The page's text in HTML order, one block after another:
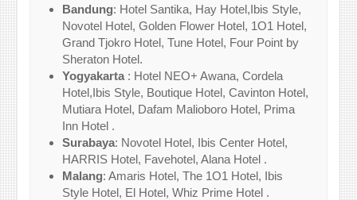
Bandung: Hotel Santika, Hay Hotel,Ibis Style,
Novotel Hotel, Golden Flower Hotel, 1O1 Hotel,
Grand Tjokro Hotel, Tune Hotel, Four Point by
Sheraton Hotel.
Yogyakarta : Hotel NEO+ Awana, Cordela
Hotel,Ibis Style, Boutique Hotel, Cavinton Hotel,
Mutiara Hotel, Dafam Malioboro Hotel, Prima
Inn Hotel .
Surabaya: Novotel Hotel, Ibis Center Hotel,
HARRIS Hotel, Favehotel, Alana Hotel .
Malang: Amaris Hotel, The 1O1 Hotel, Ibis
Style Hotel, El Hotel, Whiz Prime Hotel .